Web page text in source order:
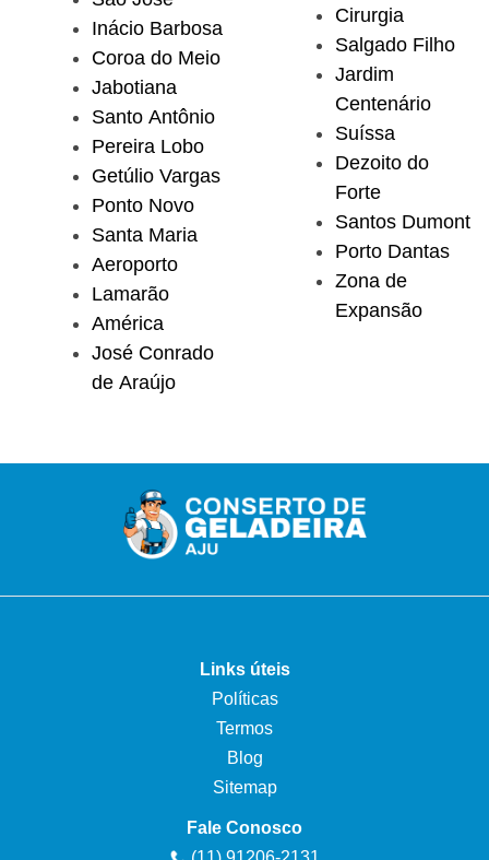
Inácio Barbosa
Coroa do Meio
Jabotiana
Santo Antônio
Pereira Lobo
Getúlio Vargas
Ponto Novo
Santa Maria
Aeroporto
Lamarão
América
José Conrado
de Araújo
Cirurgia
Salgado Filho
Jardim
Centenário
Suíssa
Dezoito do
Forte
Santos Dumont
Porto Dantas
Zona de
Expansão
Links úteis
Políticas
Termos
Blog
Sitemap
Fale Conosco